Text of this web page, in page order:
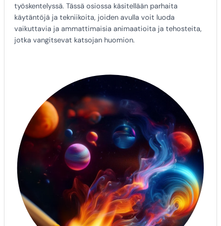
työskentelyssä. Tässä osiossa käsitellään parhaita
käytäntöjä ja tekniikoita, joiden avulla voit luoda
vaikuttavia ja ammattimaisia animaatioita ja tehosteita,
jotka vangitsevat katsojan huomion.